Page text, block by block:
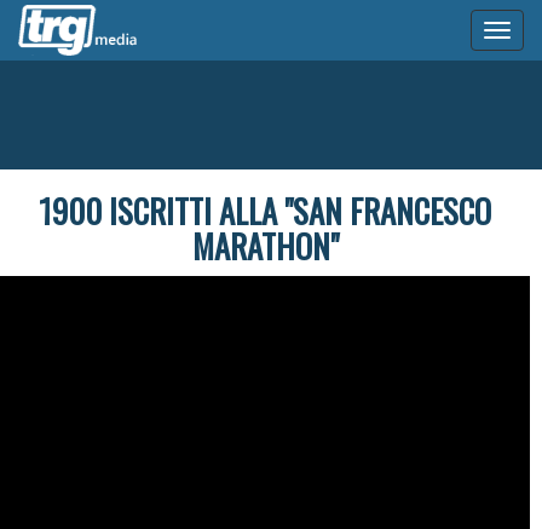
1900 ISCRITTI ALLA "SAN FRANCESCO
MARATHON"